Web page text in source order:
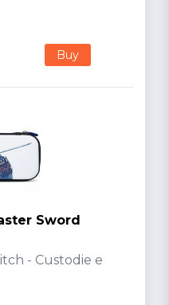
Buy
Sword
- Custodie e